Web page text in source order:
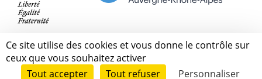
Ce site utilise des cookies et vous donne le contrôle sur
ceux que vous souhaitez activer
Tout accepter
Tout refuser Personnaliser